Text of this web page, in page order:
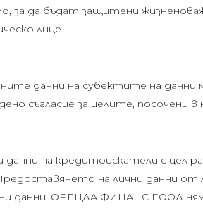
за да бъдат защитени
лице
данни на субектите на данни
съгласие за целите, посочени в
на кредитоискатели с цел
на лични данни от
данни, ОРЕНДА ФИНАНС ЕООД